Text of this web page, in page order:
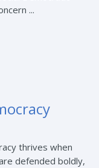
...
thrives when
defended boldly,